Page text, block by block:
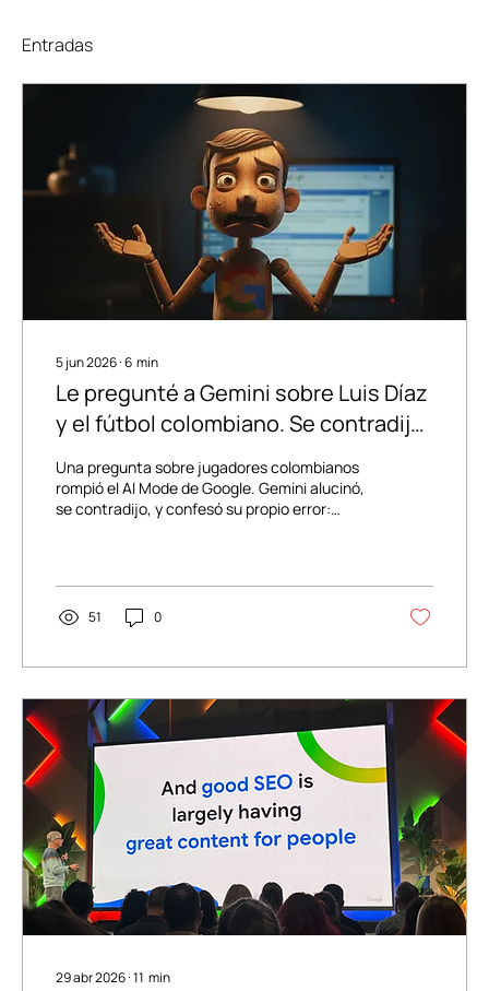
Entradas
5 jun 2026∙6 min
Le pregunté a Gemini sobre Luis Díaz
y el fútbol colombiano. Se contradijo
solo. Esto es lo que significa para el
SEO y el GEO.
Una pregunta sobre jugadores colombianos
rompió el AI Mode de Google. Gemini alucinó,
se contradijo, y confesó su propio error:
51 0
29 abr 2026∙11 min